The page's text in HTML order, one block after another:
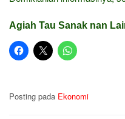
Agiah Tau Sanak nan
Posting pada Ekonomi